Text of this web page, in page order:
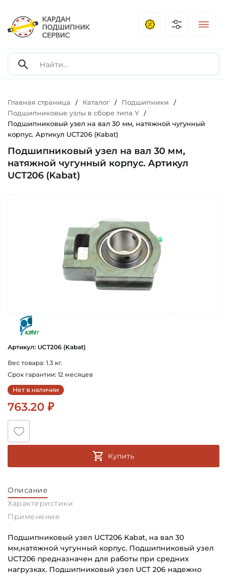
Главная страница / Каталог / Подшипники /
Подшипниковые узлы в сборе типа Y /
Подшипниковый узел на вал 30 мм, натяжной чугунный
корпус. Артикул UCT206 (Kabat)
Подшипниковый узел на вал 30 мм,
натяжной чугунный корпус. Артикул
UCT206 (Kabat)
Артикул: UCT206 (Kabat)
Вес товара: 1.3 кг.
Срок гарантии: 12 месяцев
Нет в наличии
763.20 ₽
Купить
Описание
Характеристики
Применение
Подшипниковый узел UCT206 Kabat, на вал 30
мм,натяжной чугунный корпус. Подшипниковый узел
UCT206 предназначен для работы при средних
нагрузках. Подшипниковый узел UCT 206 надежно